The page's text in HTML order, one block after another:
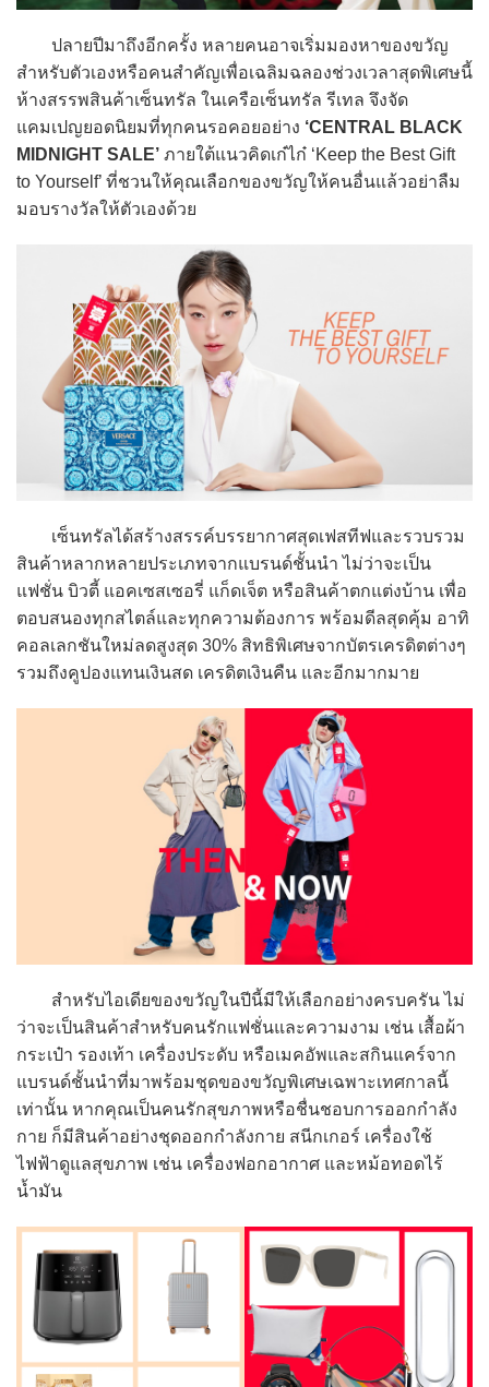
ปลายปีมาถึงอีกครั้ง หลายคนอาจเริ่มมองหาของขวัญ
สำหรับตัวเองหรือคนสำคัญเพื่อเฉลิมฉลองช่วงเวลาสุดพิเศษนี้
ห้างสรรพสินค้าเซ็นทรัล ในเครือเซ็นทรัล รีเทล จึงจัด
แคมเปญยอดนิยมที่ทุกคนรอคอยอย่าง ‘CENTRAL BLACK
MIDNIGHT SALE’ ภายใต้แนวคิดเก๋ไก๋ ‘Keep the Best Gift
to Yourself’ ที่ชวนให้คุณเลือกของขวัญให้คนอื่นแล้วอย่าลืม
มอบรางวัลให้ตัวเองด้วย
เซ็นทรัลได้สร้างสรรค์บรรยากาศสุดเฟสทีฟและรวบรวม
สินค้าหลากหลายประเภทจากแบรนด์ชั้นนำ ไม่ว่าจะเป็น
แฟชั่น บิวตี้ แอคเซสเซอรี่ แก็ดเจ็ต หรือสินค้าตกแต่งบ้าน เพื่อ
ตอบสนองทุกสไตล์และทุกความต้องการ พร้อมดีลสุดคุ้ม อาทิ
คอลเลกชันใหม่ลดสูงสุด 30% สิทธิพิเศษจากบัตรเครดิตต่างๆ
รวมถึงคูปองแทนเงินสด เครดิตเงินคืน และอีกมากมาย
สำหรับไอเดียของขวัญในปีนี้มีให้เลือกอย่างครบครัน ไม่
ว่าจะเป็นสินค้าสำหรับคนรักแฟชั่นและความงาม เช่น เสื้อผ้า
กระเป๋า รองเท้า เครื่องประดับ หรือเมคอัพและสกินแคร์จาก
แบรนด์ชั้นนำที่มาพร้อมชุดของขวัญพิเศษเฉพาะเทศกาลนี้
เท่านั้น หากคุณเป็นคนรักสุขภาพหรือชื่นชอบการออกกำลัง
กาย ก็มีสินค้าอย่างชุดออกกำลังกาย สนีกเกอร์ เครื่องใช้
ไฟฟ้าดูแลสุขภาพ เช่น เครื่องฟอกอากาศ และหม้อทอดไร้
น้ำมัน